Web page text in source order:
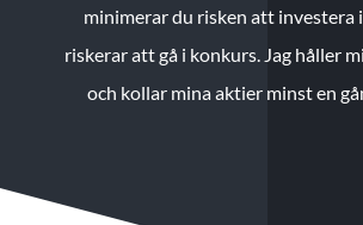
minimerar du risken att investera
riskerar att gå i konkurs. Jag håller
och kollar mina aktier minst en